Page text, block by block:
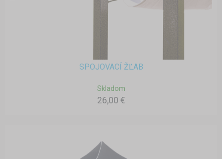
SPOJOVACÍ ŽĽAB
Skladom
26,00 €